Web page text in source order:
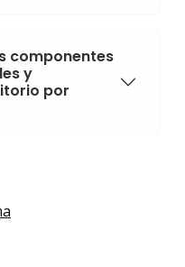
componentes
y
por